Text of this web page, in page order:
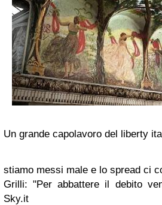
Un grande capolavoro del liberty
stiamo messi male e lo spread ci
Grilli: "Per abbattere il debito
Sky.it